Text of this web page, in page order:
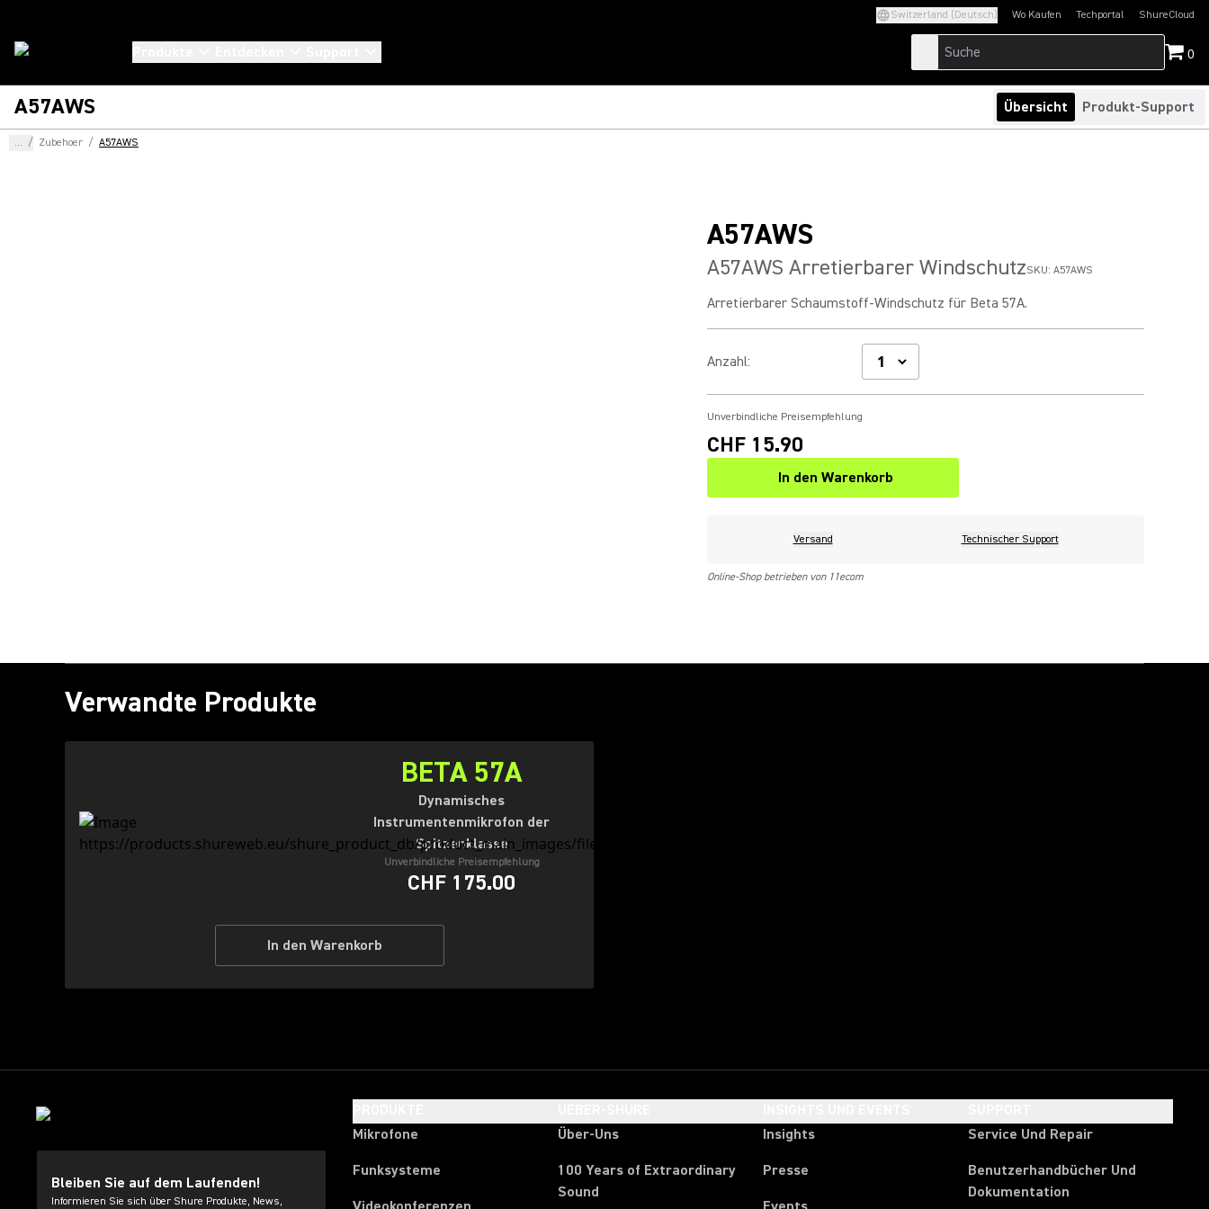
Switzerland (Deutsch) Wo Kaufen Techportal
(Opens in a new tab)ShureCloud
(Opens in a new
0
A57AWS Übersicht Produkt-Support
... / Zubehoer / A57AWS
A57AWS
A57AWS Arretierbarer WindschutzSKU: A57AWS
Arretierbarer Schaumstoff-Windschutz für Beta 57A.
Anzahl:
Unverbindliche Preisempfehlung
CHF 15.90
In den Warenkorb
Versand Technischer Support
Online-Shop betrieben von 11ecom
Verwandte Produkte
BETA 57A
Dynamisches
Instrumentenmikrofon der
Spitzenklasse
Unverbindliche Preisempfehlung
CHF 175.00
In den Warenkorb
Bleiben Sie auf dem Laufenden!
Informieren Sie sich über Shure Produkte, News,
Mikrofone
Funksysteme
Über-Uns
100 Years of Extraordinary
Sound
Insights
Presse
Service Und Repair
Benutzerhandbücher Und
Dokumentation